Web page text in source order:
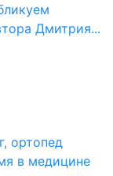
Дмитрия...
ортопед
в медицине